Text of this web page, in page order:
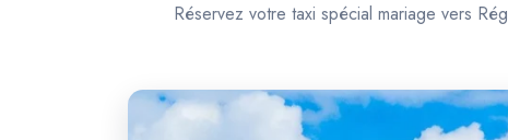
Réservez votre taxi spécial mariage vers